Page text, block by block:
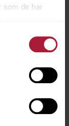
som de har
showroom på
Välkommen att
välja rätt material
för att